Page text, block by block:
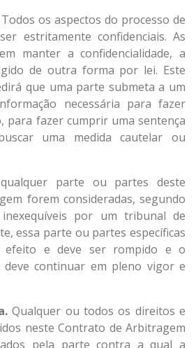
Todos os aspectos do processo de
estritamente confidenciais. As
manter a confidencialidade, a
de outra forma por lei. Este
que uma parte submeta a um
necessária para fazer
para fazer cumprir uma sentença
uma medida cautelar ou
parte ou partes deste
forem consideradas, segundo
por um tribunal de
essa parte ou partes específicas
e deve ser rompido e o
continuar em pleno vigor e
Qualquer ou todos os direitos e
neste Contrato de Arbitragem
pela parte contra a qual a